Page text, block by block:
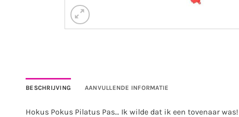
BESCHRIJVING AANVULLENDE INFORMATIE
Hokus Pokus Pilatus Pas… Ik wilde dat ik een tovenaar